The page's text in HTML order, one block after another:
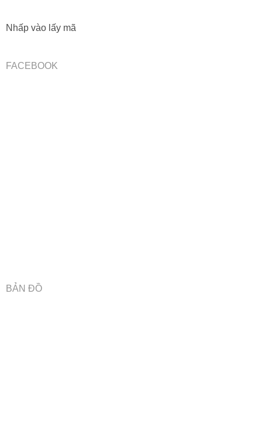
Nhấp vào lấy mã
FACEBOOK
BẢN ĐỒ